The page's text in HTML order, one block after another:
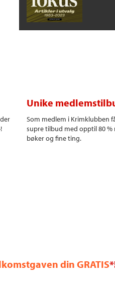
Unike
Som medlem i Krimklubben
supre tilbud med opptil 80 %
bøker og fine ting.
din GRATIS